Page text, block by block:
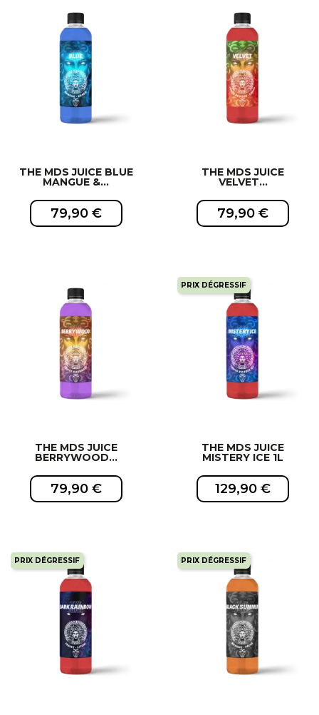
EXCLUSIVITÉ WEB ! EXCLUSIVITÉ WEB !
THE MDS JUICE BLUE
MANGUE &...
79,90 €
EXCLUSIVITÉ WEB !
THE MDS JUICE
VELVET...
79,90 €
EXCLUSIVITÉ WEB !
THE MDS JUICE
BERRYWOOD...
79,90 €
EXCLUSIVITÉ WEB !
PRIX DÉGRESSIF
THE MDS JUICE
MISTERY ICE 1L
129,90 €
EXCLUSIVITÉ WEB !
PRIX DÉGRESSIF PRIX DÉGRESSIF